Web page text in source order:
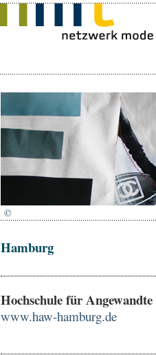
©
Hamburg
Hochschule für
www.haw-hamburg.de